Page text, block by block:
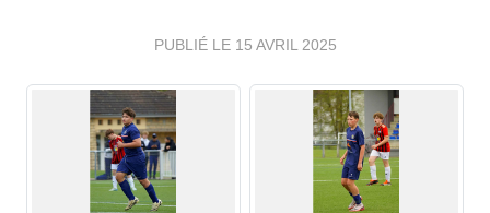
PUBLIÉ LE 15 AVRIL 2025